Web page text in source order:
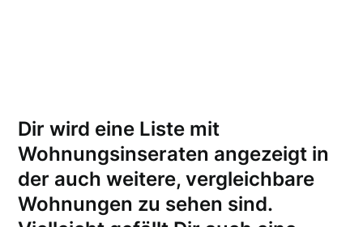
Dir wird eine Liste mit
Wohnungsinseraten angezeigt in
der auch weitere, vergleichbare
Wohnungen zu sehen sind.